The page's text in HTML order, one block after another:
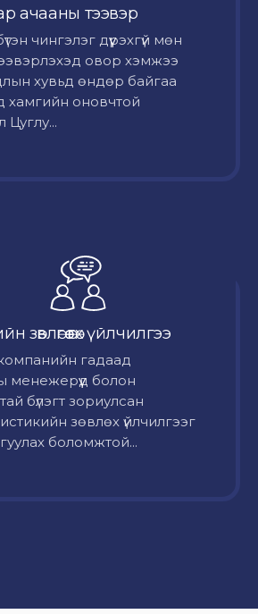
ачааны тээвэр
чингэлэг дүүрэхгүй мөн
овор хэмжээ
хувьд өндөр байгаа
хамгийн оновчтой
Цуглу...
өгөх үйлчилгээ
гадаад
менежерүүд болон
бүлэгт зориулсан
зөвлөх үйлчилгээг
боломжтой...